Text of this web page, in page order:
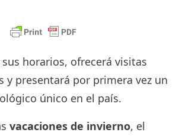
horarios, ofrecerá visitas
y presentará por primera vez un
único en el país.
vacaciones de invierno, el